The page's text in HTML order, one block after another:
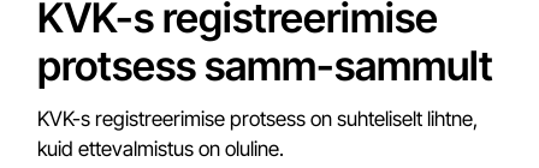
KVK-s registreerimise
protsess samm-sammult
KVK-s registreerimise protsess on suhteliselt lihtne,
kuid ettevalmistus on oluline.